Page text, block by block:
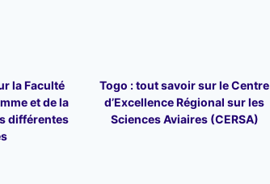
la Faculté
et de la
différentes
Togo : tout savoir sur le Centre
d’Excellence Régional sur les
Sciences Aviaires (CERSA)